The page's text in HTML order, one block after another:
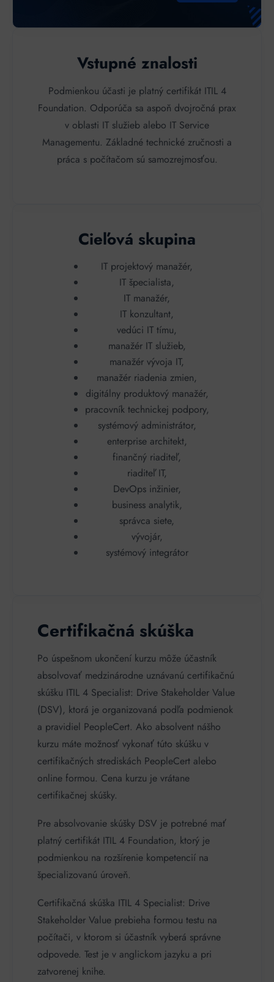
Vstupné znalosti
Podmienkou účasti je platný certifikát ITIL 4
Foundation. Odporúča sa aspoň dvojročná prax
v oblasti IT služieb alebo IT Service
Managementu. Základné technické zručnosti a
práca s počítačom sú samozrejmosťou.
Cieľová skupina
IT projektový manažér,
IT špecialista,
IT manažér,
IT konzultant,
vedúci IT tímu,
manažér IT služieb,
manažér vývoja IT,
manažér riadenia zmien,
digitálny produktový manažér,
pracovník technickej podpory,
systémový administrátor,
enterprise architekt,
finančný riaditeľ,
riaditeľ IT,
DevOps inžinier,
business analytik,
správca siete,
vývojár,
systémový integrátor
Certifikačná skúška
Po úspešnom ukončení kurzu môže účastník
absolvovať medzinárodne uznávanú certifikačnú
skúšku ITIL 4 Specialist: Drive Stakeholder Value
(DSV), ktorá je organizovaná podľa podmienok
a pravidiel PeopleCert. Ako absolvent nášho
kurzu máte možnosť vykonať túto skúšku v
certifikačných strediskách PeopleCert alebo
online formou. Cena kurzu je vrátane
certifikačnej skúšky.
Pre absolvovanie skúšky DSV je potrebné mať
platný certifikát ITIL 4 Foundation, ktorý je
podmienkou na rozšírenie kompetencií na
špecializovanú úroveň.
Certifikačná skúška ITIL 4 Specialist: Drive
Stakeholder Value prebieha formou testu na
počítači, v ktorom si účastník vyberá správne
odpovede. Test je v anglickom jazyku a pri
zatvorenej knihe.